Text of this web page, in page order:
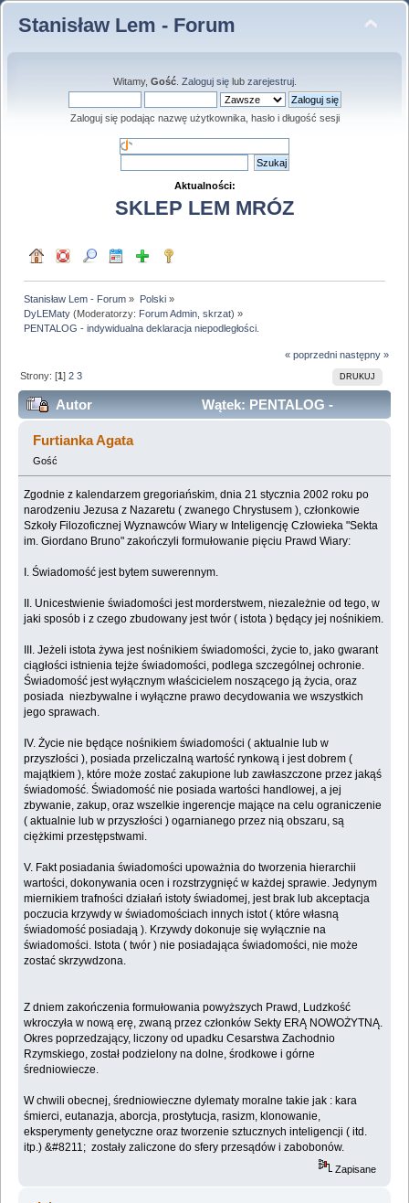
Stanisław Lem - Forum
Witamy, Gość. Zaloguj sięlub zarejestruj.
Zaloguj się podając nazwę użytkownika, hasło i długość sesji
Aktualności:
SKLEP LEM MRÓZ
Stanisław Lem - Forum » Polski»
DyLEMaty (Moderatorzy: Forum Admin ,skrzat) »
PENTALOG - indywidualna deklaracja niepodległości.
« poprzedni następny »
DRUKUJ
Strony: [1]2 3
Autor
Wątek: PENTALOG -
indywidualna deklaracja niepodległości. (Przeczytany
113019 razy)
Furtianka Agata
Gość
Zgodnie z kalendarzem gregoriańskim, dnia 21 stycznia 2002 roku po
narodzeniu Jezusa z Nazaretu ( zwanego Chrystusem ), członkowie
Szkoły Filozoficznej Wyznawców Wiary w Inteligencję Człowieka "Sekta
im. Giordano Bruno" zakończyli formułowanie pięciu Prawd Wiary:
I. Świadomość jest bytem suwerennym.
II. Unicestwienie świadomości jest morderstwem, niezależnie od tego, w
jaki sposób i z czego zbudowany jest twór ( istota ) będący jej nośnikiem.
III. Jeżeli istota żywa jest nośnikiem świadomości, życie to, jako gwarant
ciągłości istnienia tejże świadomości, podlega szczególnej ochronie.
Świadomość jest wyłącznym właścicielem noszącego ją życia, oraz
posiada niezbywalne i wyłączne prawo decydowania we wszystkich
jego sprawach.
IV. Życie nie będące nośnikiem świadomości ( aktualnie lub w
przyszłości ), posiada przeliczalną wartość rynkową i jest dobrem (
majątkiem ), które może zostać zakupione lub zawłaszczone przez jakąś
świadomość. Świadomość nie posiada wartości handlowej, a jej
zbywanie, zakup, oraz wszelkie ingerencje mające na celu ograniczenie
( aktualnie lub w przyszłości ) ogarnianego przez nią obszaru, są
ciężkimi przestępstwami.
V. Fakt posiadania świadomości upoważnia do tworzenia hierarchii
wartości, dokonywania ocen i rozstrzygnięć w każdej sprawie. Jedynym
miernikiem trafności działań istoty świadomej, jest brak lub akceptacja
poczucia krzywdy w świadomościach innych istot ( które własną
świadomość posiadają ). Krzywdy dokonuje się wyłącznie na
świadomości. Istota ( twór ) nie posiadająca świadomości, nie może
zostać skrzywdzona.
Z dniem zakończenia formułowania powyższych Prawd, Ludzkość
wkroczyła w nową erę, zwaną przez członków Sekty ERĄ NOWOŻYTNĄ.
Okres poprzedzający, liczony od upadku Cesarstwa Zachodnio
Rzymskiego, został podzielony na dolne, środkowe i górne
średniowiecze.
W chwili obecnej, średniowieczne dylematy moralne takie jak : kara
śmierci, eutanazja, aborcja, prostytucja, rasizm, klonowanie,
eksperymenty genetyczne oraz tworzenie sztucznych inteligencji ( itd.
itp.) &#8211; zostały zaliczone do sfery przesądów i zabobonów.
Zapisane